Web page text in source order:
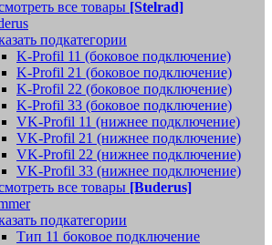
все товары [Stelrad]
подкатегории
K-Profil 11 (боковое подключение)
K-Profil 21 (боковое подключение)
K-Profil 22 (боковое подключение)
K-Profil 33 (боковое подключение)
VK-Profil 11 (нижнее подключение)
VK-Profil 21 (нижнее подключение)
VK-Profil 22 (нижнее подключение)
VK-Profil 33 (нижнее подключение)
все товары [Buderus]
подкатегории
Тип 11 боковое подключение